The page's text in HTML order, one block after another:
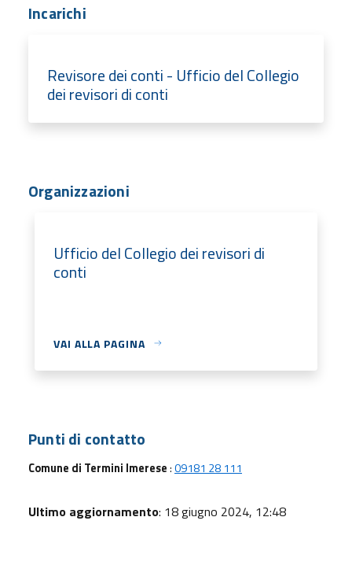
Incarichi
Revisore dei conti - Ufficio del Collegio
dei revisori di conti
Organizzazioni
Ufficio del Collegio dei revisori di
conti
VAI ALLA PAGINA
Punti di contatto
Comune di Termini Imerese:09181 28 111
Ultimo aggiornamento: 18 giugno 2024, 12:48